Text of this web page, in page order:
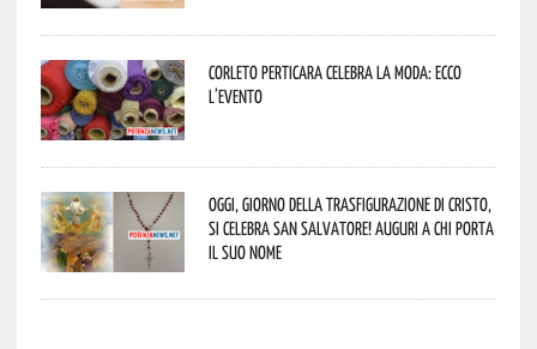
Corleto Perticara celebra la moda: ecco
l’evento
Oggi, giorno della Trasfigurazione di Cristo,
si celebra San Salvatore! Auguri a chi porta
il suo nome